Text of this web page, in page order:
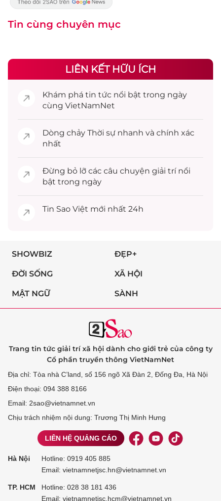
Tin cùng chuyên mục
LIÊN KẾT HỮU ÍCH
Khám phá tin tức nổi bật trong ngày
cùng VietNamNet
Dòng chảy Thời sự nhanh và chính xác
nhất
Đừng bỏ lỡ các câu chuyện giải trínổi
bật trong ngày
Tin Sao Việt mới nhất 24h
SHOWBIZ ĐẸP+
ĐỜI SỐNG XÃ HỘI
MẬT NGỮ SÀNH
Trang tin tức giải trí xã hội dành cho giới trẻ của công ty
Cổ phần truyền thông VietNamNet
Địa chỉ: Tòa nhà C’land, số 156 ngõ Xã Đàn 2, Đống Đa, Hà Nội
Điện thoại: 094 388 8166
Email: 2sao@vietnamnet.vn
Chịu trách nhiệm nội dung: Trương Thị Minh Hưng
LIÊN HỆ QUẢNG CÁO
Hà Nội Hotline: 0919 405 885
Email: vietnamnetjsc.hn@vietnamnet.vn
TP. HCM Hotline: 028 38 181 436
Email: vietnamnetjsc.hcm@vietnamnet.vn